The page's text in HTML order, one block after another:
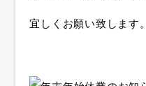
宜しくお願い致します。